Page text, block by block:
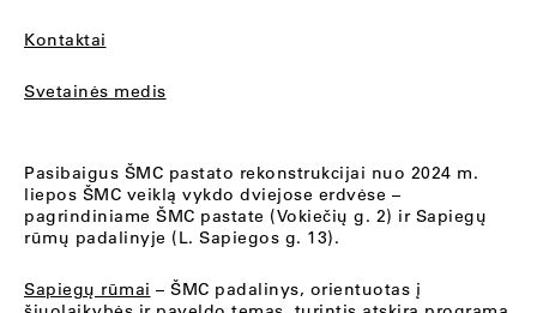
Kontaktai
Svetainės medis
Pasibaigus ŠMC pastato rekonstrukcijai nuo 2024 m.
liepos ŠMC veiklą vykdo dviejose erdvėse –
pagrindiniame ŠMC pastate (Vokiečių g. 2) ir Sapiegų
rūmų padalinyje (L. Sapiegos g. 13).
Sapiegų rūmai – ŠMC padalinys, orientuotas į